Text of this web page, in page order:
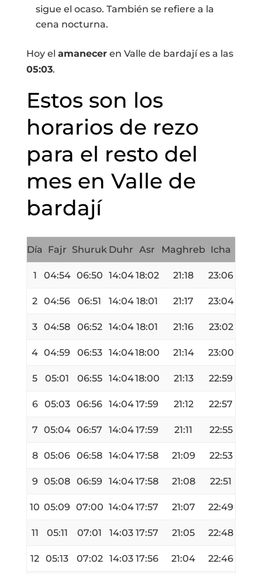
sigue el ocaso. También se refiere a la
cena nocturna.
Hoy el amaneceren Valle de bardají es a las
05:03.
Estos son los
horarios de rezo
para el resto del
mes en Valle de
bardají
Día Fajr Shuruk Duhr Asr Maghreb Icha
1 04:54 06:50 14:0418:02 21:18 23:06
2 04:56 06:51 14:04 18:01 21:17 23:04
3 04:58 06:52 14:04 18:01 21:16 23:02
4 04:59 06:53 14:0418:00 21:14 23:00
5 05:01 06:55 14:0418:00 21:13 22:59
6 05:03 06:56 14:0417:59 21:12 22:57
7 05:04 06:57 14:0417:59 21:11 22:55
8 05:06 06:58 14:0417:58 21:09 22:53
9 05:08 06:59 14:0417:58 21:08 22:51
10 05:09 07:00 14:0417:57 21:07 22:49
11 05:11 07:01 14:03 17:57 21:05 22:48
12 05:13 07:02 14:03 17:56 21:04 22:46